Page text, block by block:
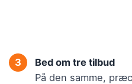
Bed om tre tilbud
På den samme,